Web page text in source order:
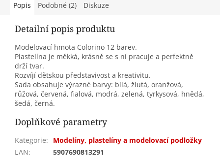
Popis Podobné (2) Diskuze
Detailní popis produktu
Modelovací hmota Colorino 12 barev.
Plastelína je měkká, krásně se s ní pracuje a perfektně
drží tvar.
Rozvíjí dětskou představivost a kreativitu.
Sada obsahuje výrazné barvy: bílá, žlutá, oranžová,
růžová, červená, fialová, modrá, zelená, tyrkysová, hnědá,
šedá, černá.
Doplňkové parametry
Kategorie:
Modelíny, plastelíny a modelovací podložky
EAN: 5907690813291